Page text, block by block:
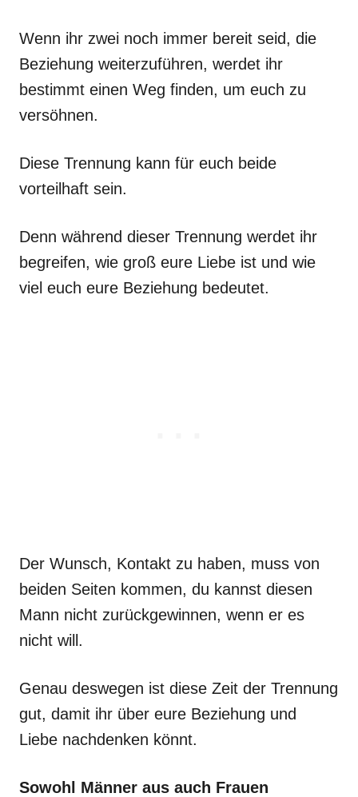
Wenn ihr zwei noch immer bereit seid, die
Beziehung weiterzuführen, werdet ihr
bestimmt einen Weg finden, um euch zu
versöhnen.
Diese Trennung kann für euch beide
vorteilhaft sein.
Denn während dieser Trennung werdet ihr
begreifen, wie groß eure Liebe ist und wie
viel euch eure Beziehung bedeutet.
Der Wunsch, Kontakt zu haben, muss von
beiden Seiten kommen, du kannst diesen
Mann nicht zurückgewinnen, wenn er es
nicht will.
Genau deswegen ist diese Zeit der Trennung
gut, damit ihr über eure Beziehung und
Liebe nachdenken könnt.
Sowohl Männer aus auch Frauen